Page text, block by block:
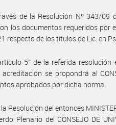
de la Resolución Nº 343/09
los documentos requeridos por
respecto de los títulos de Lic. en
5° de la referida
se propondrá al
aprobados por dicha norma.
Resolución del entonces
Plenario del CONSEJO DE